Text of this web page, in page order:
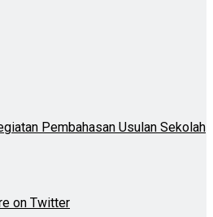
Pembahasan Usulan Sekolah
on Twitter